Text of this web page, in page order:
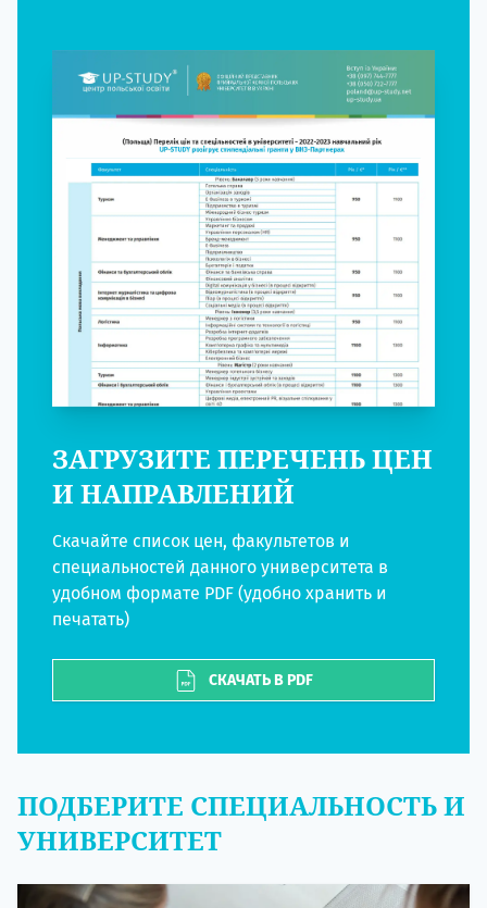
ЗАГРУЗИТЕ ПЕРЕЧЕНЬ ЦЕН
И НАПРАВЛЕНИЙ
Скачайте список цен, факультетов и
специальностей данного университета в
удобном формате PDF (удобно хранить и
печатать)
СКАЧАТЬ В PDF
ПОДБЕРИТЕ СПЕЦИАЛЬНОСТЬ И
УНИВЕРСИТЕТ